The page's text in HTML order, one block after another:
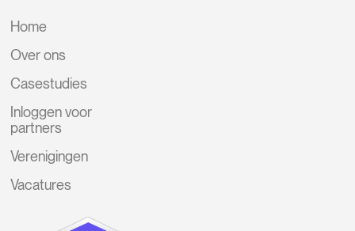
Home
Over ons
Casestudies
Inloggen voor
partners
Verenigingen
Vacatures